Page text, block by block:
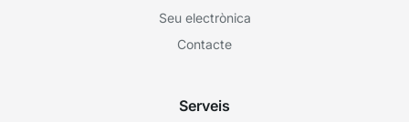
Seu electrònica
Contacte
Serveis